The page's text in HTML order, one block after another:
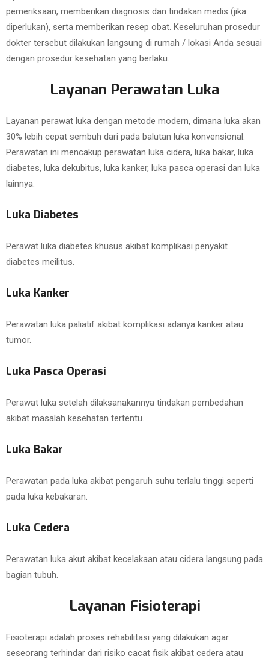
pemeriksaan, memberikan diagnosis dan tindakan medis (jika
diperlukan), serta memberikan resep obat. Keseluruhan prosedur
dokter tersebut dilakukan langsung di rumah / lokasi Anda sesuai
dengan prosedur kesehatan yang berlaku.
Layanan Perawatan Luka
Layanan perawat luka dengan metode modern, dimana luka akan
30% lebih cepat sembuh dari pada balutan luka konvensional.
Perawatan ini mencakup perawatan luka cidera, luka bakar, luka
diabetes, luka dekubitus, luka kanker, luka pasca operasi dan luka
lainnya.
Luka Diabetes
Perawat luka diabetes khusus akibat komplikasi penyakit
diabetes meilitus.
Luka Kanker
Perawatan luka paliatif akibat komplikasi adanya kanker atau
tumor.
Luka Pasca Operasi
Perawat luka setelah dilaksanakannya tindakan pembedahan
akibat masalah kesehatan tertentu.
Luka Bakar
Perawatan pada luka akibat pengaruh suhu terlalu tinggi seperti
pada luka kebakaran.
Luka Cedera
Perawatan luka akut akibat kecelakaan atau cidera langsung pada
bagian tubuh.
Layanan Fisioterapi
Fisioterapi adalah proses rehabilitasi yang dilakukan agar
seseorang terhindar dari risiko cacat fisik akibat cedera atau